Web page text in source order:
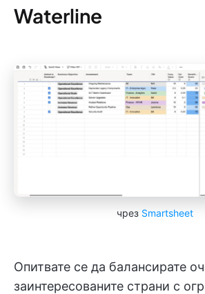
Waterline
чрез Smartsheet
Опитвате се да балансирате
заинтересованите страни с